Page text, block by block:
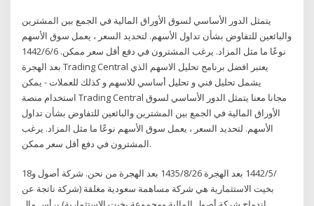
يتمثل الدور الأساسي لسوق الأوراق المالية في الجمع بين المشترين
والبائعين للتفاوض بشأن تداول الأسهم. لتحديد السعر ، يعمل سوق الأسهم
نوعًا ما مثل المزاد. يرغب المشترون في دفع أقل سعر ممكن. 6‏‏/6‏‏/1442
بعد الهجرة Trading Central يعتبر افضل برنامج تحليل الاسهم الذي
يشمل تحليل فني و تحليل أساسي للاسهم و كذلك للعملات - يمكن
استخدام منصة Trading Central مجانا معنا يتمثل الدور الأساسي لسوق
الأوراق المالية في الجمع بين المشترين والبائعين للتفاوض بشأن تداول
الأسهم. لتحديد السعر ، يعمل سوق الأسهم نوعًا ما مثل المزاد. يرغب
المشترون في دفع أقل سعر ممكن.
18‏‏/5‏‏/1442 بعد الهجرة 26‏‏/8‏‏/1435 بعد الهجرة من نحن. شركة أصول و
بخيت الاستثمارية هي شركة مساهمة سعودية مغلقة (شركة ناتجة عن